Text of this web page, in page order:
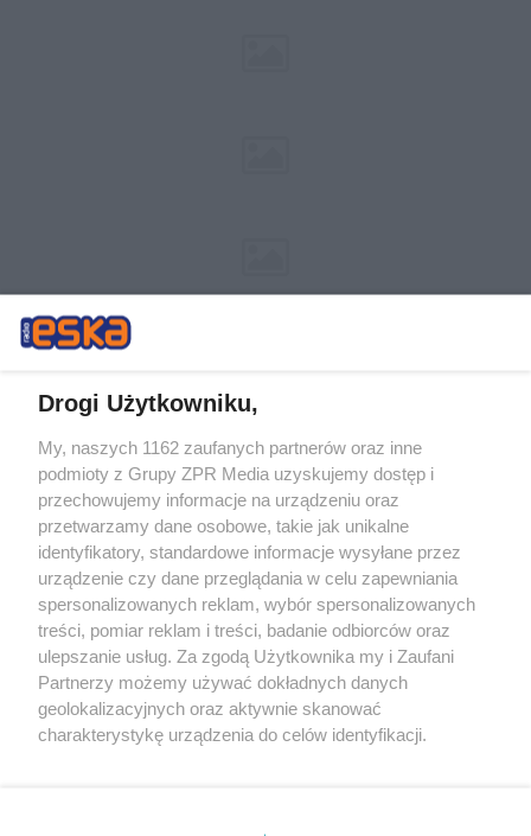
Żaden utwór zamieszczony w serwisie nie może być powielany i
rozpowszechniany lub dalej rozpowszechniany w jakikolwiek sposób (w
tym także elektroniczny lub mechaniczny) na jakimkolwiek polu
eksploatacji w jakiejkolwiek formie, włącznie z umieszczaniem w
Internecie bez pisemnej zgody właściciela praw. Jakiekolwiek użycie lub
wykorzystanie utworów w całości lub w części z naruszeniem prawa,
tzn. bez właściwej zgody, jest zabronione pod groźbą kary i może być
ścigane prawnie.
Drogi Użytkowniku,
My, naszych 1162 zaufanych partnerów oraz inne
podmioty z Grupy ZPR Media uzyskujemy dostęp i
przechowujemy informacje na urządzeniu oraz
przetwarzamy dane osobowe, takie jak unikalne
identyfikatory, standardowe informacje wysyłane przez
urządzenie czy dane przeglądania w celu zapewniania
spersonalizowanych reklam, wybór spersonalizowanych
treści, pomiar reklam i treści, badanie odbiorców oraz
ulepszanie usług. Za zgodą Użytkownika my i Zaufani
Partnerzy możemy używać dokładnych danych
geolokalizacyjnych oraz aktywnie skanować
charakterystykę urządzenia do celów identyfikacji.